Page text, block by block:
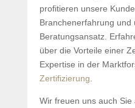
profitieren unsere
Branchenerfahrung und
Beratungsansatz.
über die Vorteile einer
Expertise in der
Zertifizierung
Wir freuen uns auch